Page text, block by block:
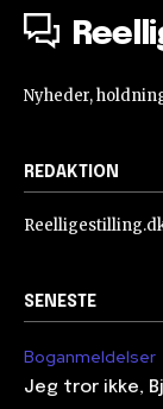
Nyheder,
REDAKTION
SENESTE
Boganmeldelser
Jeg tror ikke,